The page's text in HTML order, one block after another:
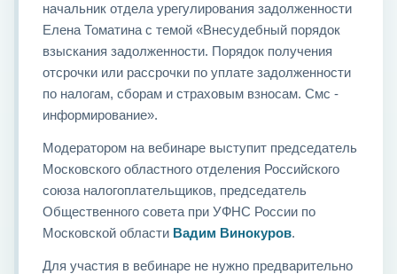
начальник отдела урегулирования задолженности
Елена Томатина с темой «Внесудебный порядок
взыскания задолженности. Порядок получения
отсрочки или рассрочки по уплате задолженности
по налогам, сборам и страховым взносам. Смс -
информирование».
Модератором на вебинаре выступит председатель
Московского областного отделения Российского
союза налогоплательщиков, председатель
Общественного совета при УФНС России по
Московской области Вадим Винокуров.
Для участия в вебинаре не нужно предварительно